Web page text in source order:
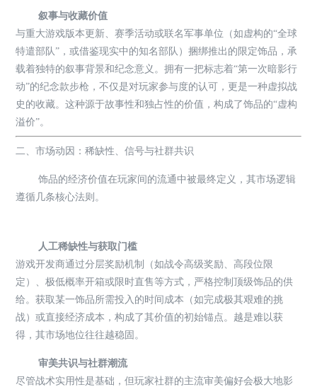
叙事与收藏价值
与重大游戏版本更新、赛季活动或联名军事单位（如虚构的“全球
特遣部队”，或借鉴现实中的知名部队）捆绑推出的限定饰品，承
载着独特的叙事背景和纪念意义。拥有一把标志着“第一次暗影行
动”的纪念款步枪，不仅是对玩家参与度的认可，更是一种虚拟战
史的收藏。这种源于故事性和独占性的价值，构成了饰品的“虚构
溢价”。
二、市场动因：稀缺性、信号与社群共识
饰品的经济价值在玩家间的流通中被最终定义，其市场逻辑
遵循几条核心法则。
人工稀缺性与获取门槛
游戏开发商通过分层奖励机制（如战令高级奖励、高段位限
定）、极低概率开箱或限时直售等方式，严格控制顶级饰品的供
给。获取某一饰品所需投入的时间成本（如完成极其艰难的挑
战）或直接经济成本，构成了其价值的初始锚点。越是难以获
得，其市场地位往往越稳固。
审美共识与社群潮流
尽管战术实用性是基础，但玩家社群的主流审美偏好会极大地影